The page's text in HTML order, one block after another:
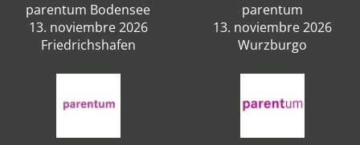
parentum Bodensee
13. noviembre 2026
Friedrichshafen
parentum
13. noviembre 2026
Wurzburgo